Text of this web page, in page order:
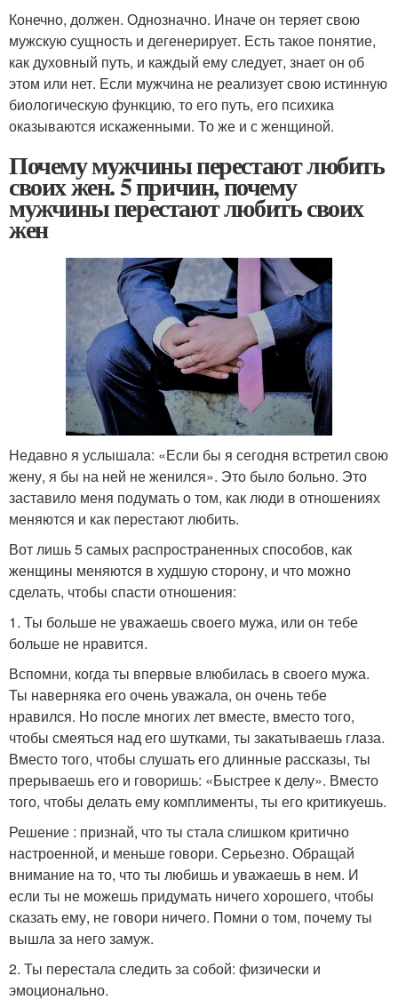
Конечно, должен. Однозначно. Иначе он теряет свою
мужскую сущность и дегенерирует. Есть такое понятие,
как духовный путь, и каждый ему следует, знает он об
этом или нет. Если мужчина не реализует свою истинную
биологическую функцию, то его путь, его психика
оказываются искаженными. То же и с женщиной.
Почему мужчины перестают любить
своих жен. 5 причин, почему
мужчины перестают любить своих
жен
Недавно я услышала: «Если бы я сегодня встретил свою
жену, я бы на ней не женился». Это было больно. Это
заставило меня подумать о том, как люди в отношениях
меняются и как перестают любить.
Вот лишь 5 самых распространенных способов, как
женщины меняются в худшую сторону, и что можно
сделать, чтобы спасти отношения:
1. Ты больше не уважаешь своего мужа, или он тебе
больше не нравится.
Вспомни, когда ты впервые влюбилась в своего мужа.
Ты наверняка его очень уважала, он очень тебе
нравился. Но после многих лет вместе, вместо того,
чтобы смеяться над его шутками, ты закатываешь глаза.
Вместо того, чтобы слушать его длинные рассказы, ты
прерываешь его и говоришь: «Быстрее к делу». Вместо
того, чтобы делать ему комплименты, ты его критикуешь.
Решение : признай, что ты стала слишком критично
настроенной, и меньше говори. Серьезно. Обращай
внимание на то, что ты любишь и уважаешь в нем. И
если ты не можешь придумать ничего хорошего, чтобы
сказать ему, не говори ничего. Помни о том, почему ты
вышла за него замуж.
2. Ты перестала следить за собой: физически и
эмоционально.